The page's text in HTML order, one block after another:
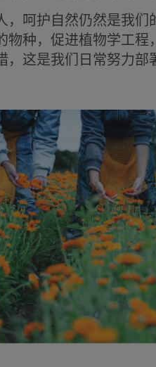
，呵护自然仍然是我
种，促进植物学工程
，这是我们日常努力部